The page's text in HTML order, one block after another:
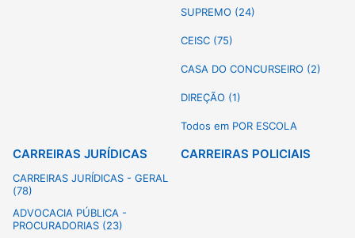
SUPREMO (24)
CEISC (75)
CASA DO CONCURSEIRO (2)
DIREÇÃO (1)
Todos em POR ESCOLA
CARREIRAS JURÍDICAS
CARREIRAS JURÍDICAS - GERAL
(78)
ADVOCACIA PÚBLICA -
PROCURADORIAS (23)
CARREIRAS POLICIAIS